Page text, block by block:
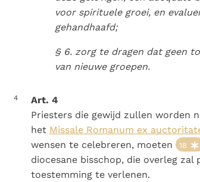
voor spirituele groei, en
gehandhaafd;
§ 6. zorg te dragen dat geen
van nieuwe groepen.
4
Art. 4
Priesters die gewijd zullen worden
het Missale Romanum ex
wensen te celebreren, moeten
18
diocesane bisschop, die overleg zal
toestemming te verlenen.